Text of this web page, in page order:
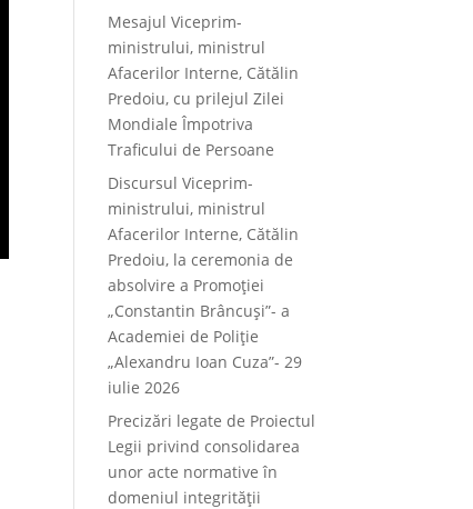
Mesajul Viceprim-
ministrului, ministrul
Afacerilor Interne, Cătălin
Predoiu, cu prilejul Zilei
Mondiale Împotriva
Traficului de Persoane
Discursul Viceprim-
ministrului, ministrul
Afacerilor Interne, Cătălin
Predoiu, la ceremonia de
absolvire a Promoției
„Constantin Brâncuși”- a
Academiei de Poliție
„Alexandru Ioan Cuza”- 29
iulie 2026
Precizări legate de Proiectul
Legii privind consolidarea
unor acte normative în
domeniul integrității